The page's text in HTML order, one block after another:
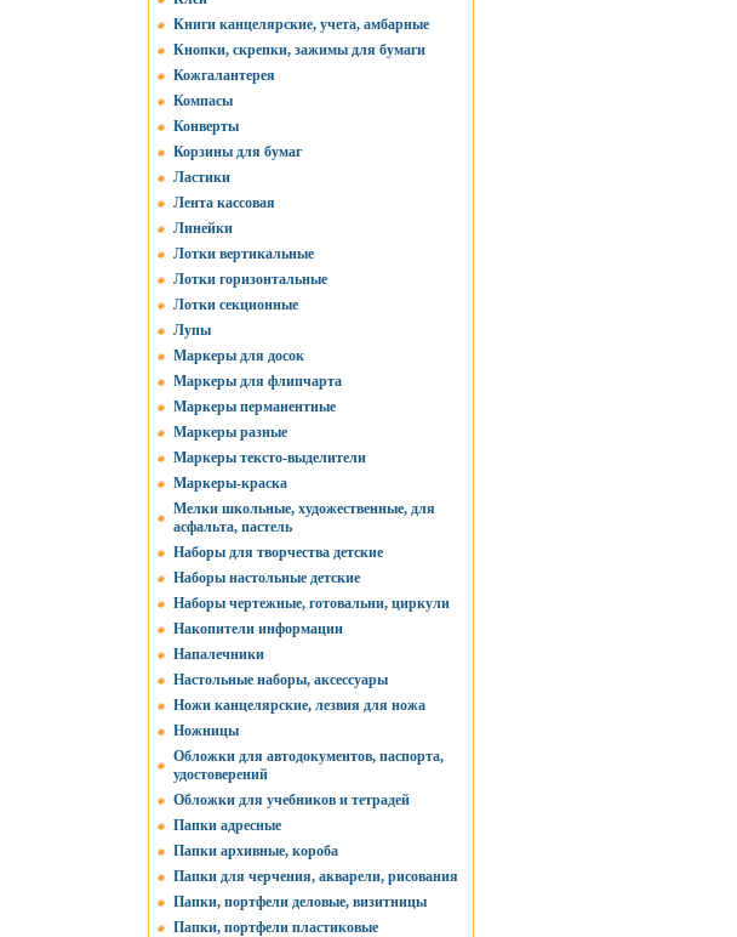
Книги канцелярские, учета, амбарные
Кнопки, скрепки, зажимы для бумаги
Кожгалантерея
Компасы
Конверты
Корзины для бумаг
Ластики
Лента кассовая
Линейки
Лотки вертикальные
Лотки горизонтальные
Лотки секционные
Лупы
Маркеры для досок
Маркеры для флипчарта
Маркеры перманентные
Маркеры разные
Маркеры тексто-выделители
Маркеры-краска
Мелки школьные, художественные, для
асфальта, пастель
Наборы для творчества детские
Наборы настольные детские
Наборы чертежные, готовальни, циркули
Накопители информации
Напалечники
Настольные наборы, аксессуары
Ножи канцелярские, лезвия для ножа
Ножницы
Обложки для автодокументов, паспорта,
удостоверений
Обложки для учебников и тетрадей
Папки адресные
Папки архивные, короба
Папки для черчения, акварели, рисования
Папки, портфели деловые, визитницы
Папки, портфели пластиковые